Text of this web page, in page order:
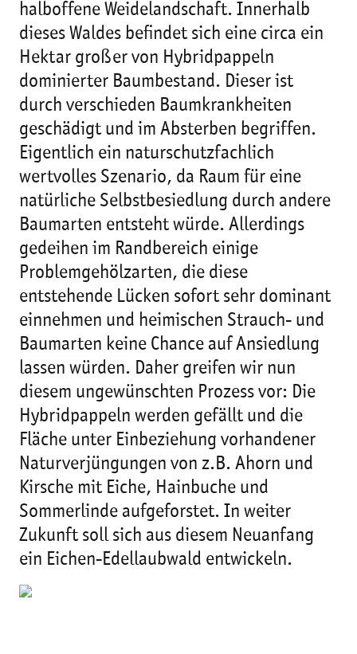
halboffene Weidelandschaft. Innerhalb
dieses Waldes befindet sich eine circa ein
Hektar großer von Hybridpappeln
dominierter Baumbestand. Dieser ist
durch verschieden Baumkrankheiten
geschädigt und im Absterben begriffen.
Eigentlich ein naturschutzfachlich
wertvolles Szenario, da Raum für eine
natürliche Selbstbesiedlung durch andere
Baumarten entsteht würde. Allerdings
gedeihen im Randbereich einige
Problemgehölzarten, die diese
entstehende Lücken sofort sehr dominant
einnehmen und heimischen Strauch- und
Baumarten keine Chance auf Ansiedlung
lassen würden. Daher greifen wir nun
diesem ungewünschten Prozess vor: Die
Hybridpappeln werden gefällt und die
Fläche unter Einbeziehung vorhandener
Naturverjüngungen von z.B. Ahorn und
Kirsche mit Eiche, Hainbuche und
Sommerlinde aufgeforstet. In weiter
Zukunft soll sich aus diesem Neuanfang
ein Eichen-Edellaubwald entwickeln.